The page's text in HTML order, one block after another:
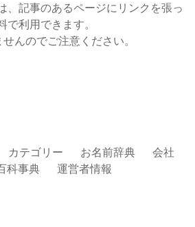
、記事のあるページにリンクを張っ
利用できます。
んのでご注意ください。
カテゴリー お名前辞典
会社
科事典 運営者情報